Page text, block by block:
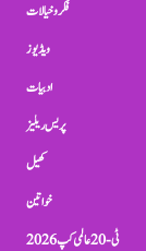
فکر و خیالات
ویڈیوز
ادبیات
پریس ریلیز
کھیل
خواتین
ٹی-20 عالمی کپ 2026